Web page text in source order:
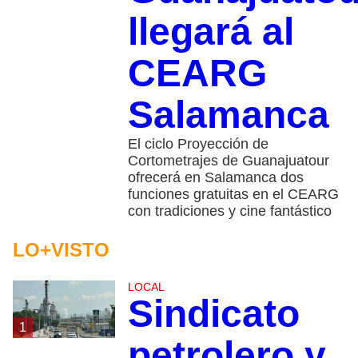
llegará al
CEARG
Salamanca
El ciclo Proyección de
Cortometrajes de Guanajuatour
ofrecerá en Salamanca dos
funciones gratuitas en el CEARG
con tradiciones y cine fantástico
LO+VISTO
1
LOCAL
Sindicato